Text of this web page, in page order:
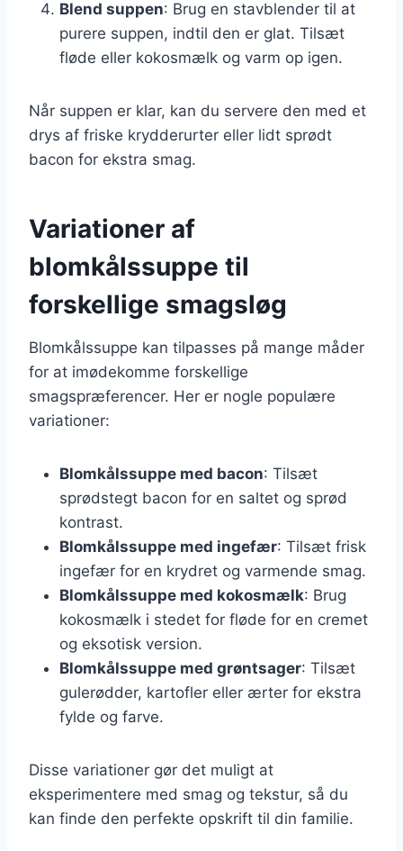
Blend suppen: Brug en stavblender til at
purere suppen, indtil den er glat. Tilsæt
fløde eller kokosmælk og varm op igen.
Når suppen er klar, kan du servere den med et
drys af friske krydderurter eller lidt sprødt
bacon for ekstra smag.
Variationer af
blomkålssuppe til
forskellige smagsløg
Blomkålssuppe kan tilpasses på mange måder
for at imødekomme forskellige
smagspræferencer. Her er nogle populære
variationer:
Blomkålssuppe med bacon: Tilsæt
sprødstegt bacon for en saltet og sprød
kontrast.
Blomkålssuppe med ingefær: Tilsæt frisk
ingefær for en krydret og varmende smag.
Blomkålssuppe med kokosmælk: Brug
kokosmælk i stedet for fløde for en cremet
og eksotisk version.
Blomkålssuppe med grøntsager: Tilsæt
gulerødder, kartofler eller ærter for ekstra
fylde og farve.
Disse variationer gør det muligt at
eksperimentere med smag og tekstur, så du
kan finde den perfekte opskrift til din familie.